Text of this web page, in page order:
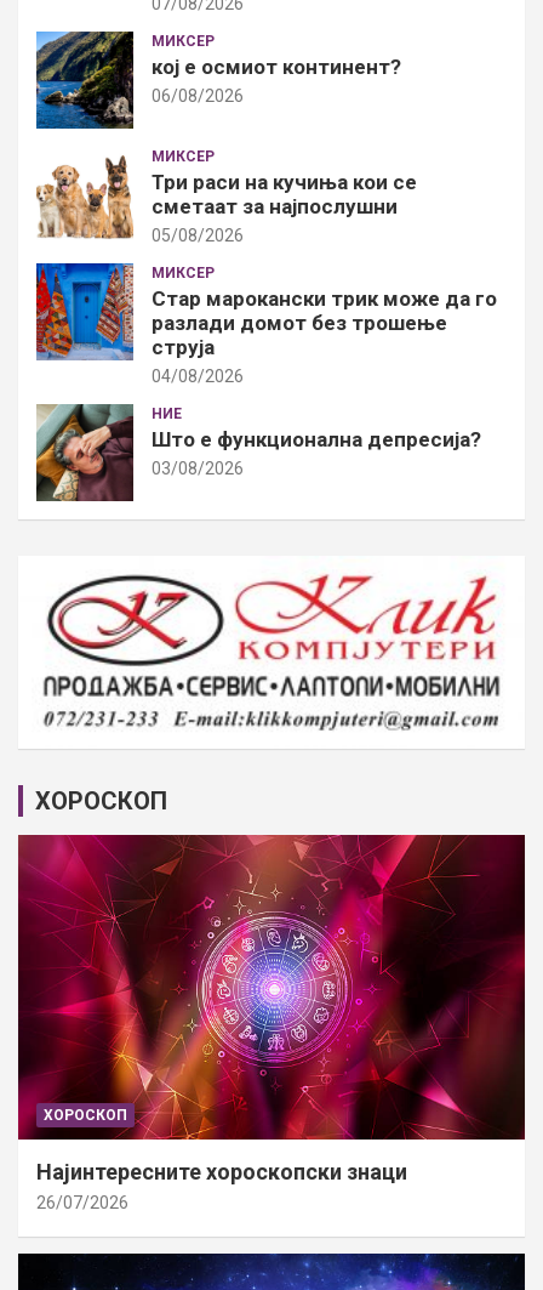
МИКСЕР
кој е осмиот континент?
06/08/2026
МИКСЕР
Три раси на кучиња кои се
сметаат за најпослушни
05/08/2026
МИКСЕР
Стар марокански трик може да го
разлади домот без трошење
струја
04/08/2026
НИЕ
Што е функционална депресија?
03/08/2026
ХОРОСКОП
ХОРОСКОП
Најинтересните хороскопски знаци
26/07/2026